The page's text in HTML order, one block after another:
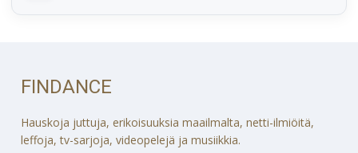
FINDANCE
Hauskoja juttuja, erikoisuuksia maailmalta, netti-ilmiöitä,
leffoja, tv-sarjoja, videopelejä ja musiikkia.